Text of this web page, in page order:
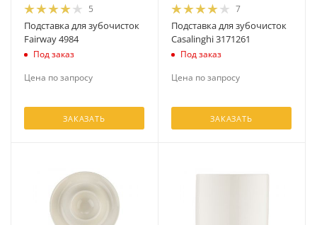
5
Подставка для зубочисток
Fairway 4984
Под заказ
Цена по запросу
ЗАКАЗАТЬ
7
Подставка для зубочисток
Casalinghi 3171261
Под заказ
Цена по запросу
ЗАКАЗАТЬ